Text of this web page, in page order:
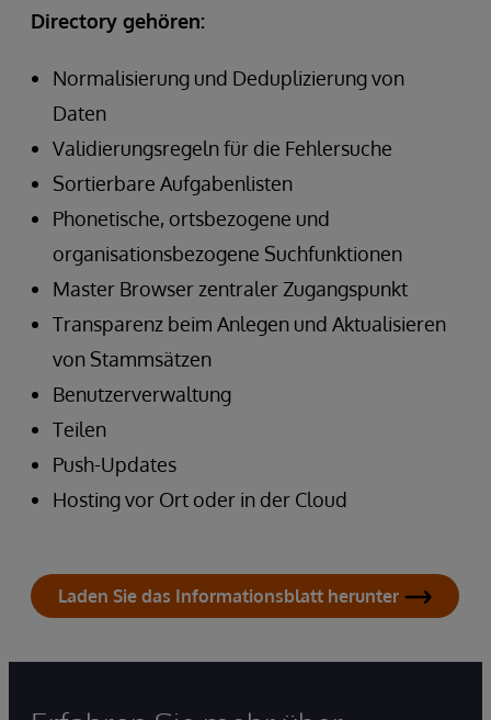
Directory gehören:
Normalisierung und Deduplizierung von
Daten
Validierungsregeln für die Fehlersuche
Sortierbare Aufgabenlisten
Phonetische, ortsbezogene und
organisationsbezogene Suchfunktionen
Master Browser zentraler Zugangspunkt
Transparenz beim Anlegen und Aktualisieren
von Stammsätzen
Benutzerverwaltung
Teilen
Push-Updates
Hosting vor Ort oder in der Cloud
Laden Sie das Informationsblatt herunter